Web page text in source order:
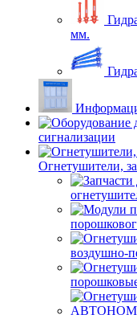
мм.
сигнализации
Огнетушители,
воздушно-